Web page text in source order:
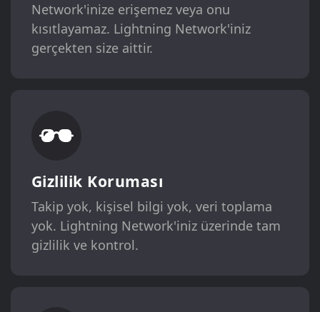
Network'inize erişemez veya onu
kısıtlayamaz. Lightning Network'iniz
gerçekten size aittir.
Gizlilik Koruması
Takip yok, kişisel bilgi yok, veri toplama
yok. Lightning Network'iniz üzerinde tam
gizlilik ve kontrol.